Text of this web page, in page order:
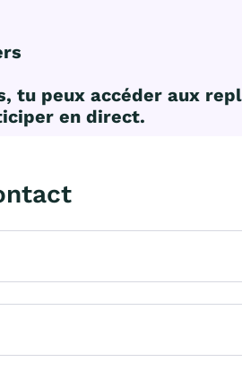
tu peux accéder aux
en direct.